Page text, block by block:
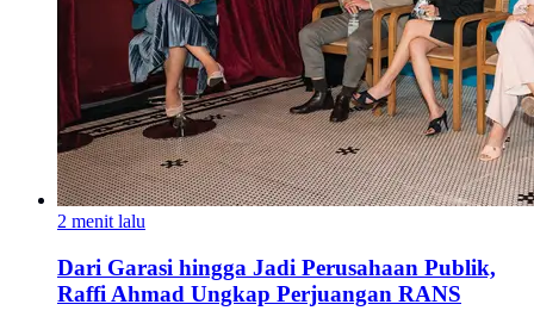
2 menit lalu
Dari Garasi hingga Jadi Perusahaan Publik,
Raffi Ahmad Ungkap Perjuangan RANS